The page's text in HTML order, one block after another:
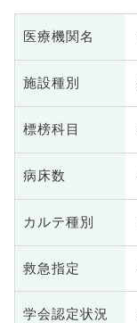
医療機関名
施設種別
標榜科目
病床数
カルテ種別
救急指定
学会認定状況